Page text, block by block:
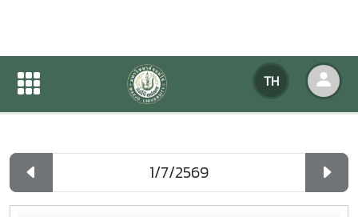
TH
ปฏิทินกิจกรรมของหน่วยงาน
ปฏิทินกิจกรรมของหน่วยงาน